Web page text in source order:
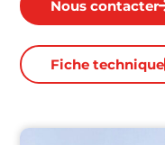
Nous contacter
Fiche technique